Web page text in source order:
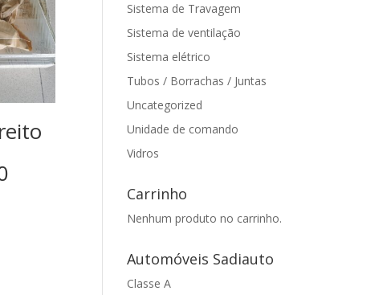
Sistema de Travagem
Sistema de ventilação
Sistema elétrico
Tubos / Borrachas / Juntas
Uncategorized
Unidade de comando
Vidros
Carrinho
Nenhum produto no carrinho.
Automóveis Sadiauto
Classe A